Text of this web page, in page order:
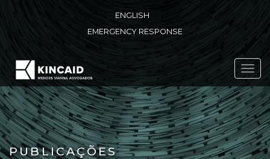
ENGLISH
EMERGENCY RESPONSE
PUBLICAÇÕES